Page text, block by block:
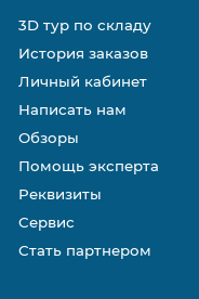
3D тур по складу
История заказов
Личный кабинет
Написать нам
Обзоры
Помощь эксперта
Реквизиты
Сервис
Стать партнером